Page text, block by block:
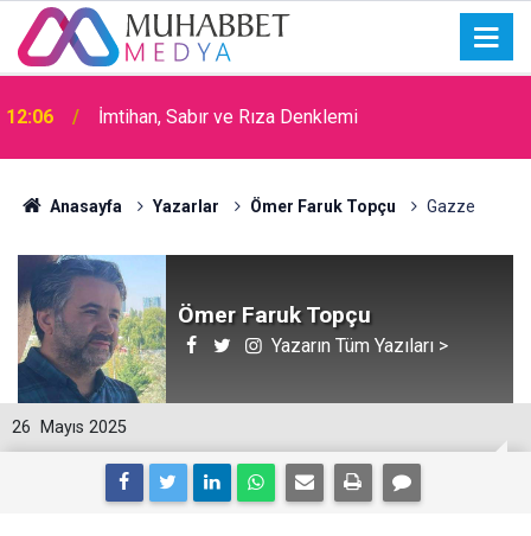
15:30 Okullarda Cami Açılması Laikliğe Aykırıymış!
Anasayfa Yazarlar Ömer Faruk Topçu Gazze
Ömer Faruk Topçu
Yazarın Tüm Yazıları >
26 Mayıs 2025